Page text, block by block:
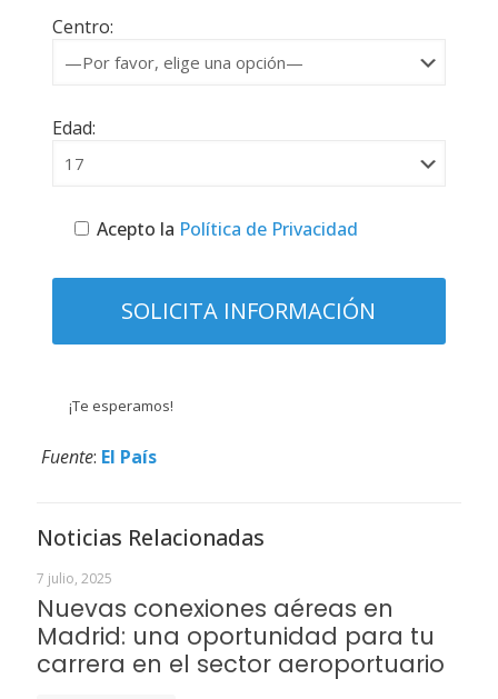
Centro:
Edad:
Acepto la Política de Privacidad
¡Te esperamos!
Fuente: El País
Noticias Relacionadas
7 julio, 2025
Nuevas conexiones aéreas en
Madrid: una oportunidad para tu
carrera en el sector aeroportuario